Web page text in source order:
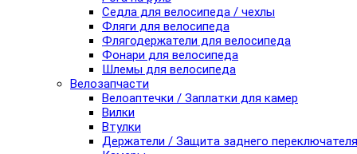
Седла для велосипеда / чехлы
Фляги для велосипеда
Флягодержатели для велосипеда
Фонари для велосипеда
Шлемы для велосипеда
Велозапчасти
Велоаптечки / Заплатки для камер
Вилки
Втулки
Держатели / Защита заднего переключателя